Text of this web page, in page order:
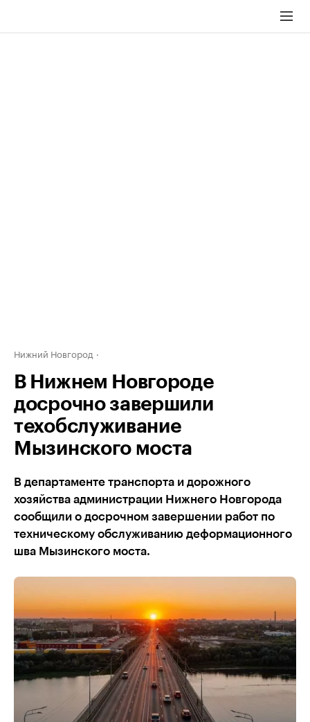
Нижний Новгород
В Нижнем Новгороде
досрочно завершили
техобслуживание
Мызинского моста
В департаменте транспорта и дорожного
хозяйства администрации Нижнего Новгорода
сообщили о досрочном завершении работ по
техническому обслуживанию деформационного
шва Мызинского моста.